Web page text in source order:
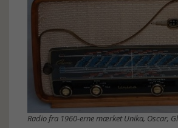
Radio fra 1960-erne mærket Unika, Oscar,